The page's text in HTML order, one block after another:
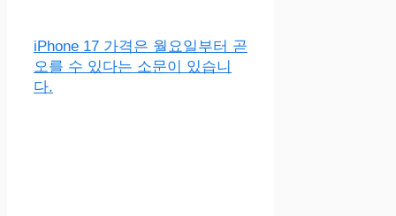
iPhone 17 가격은 월요일부터 곧
오를 수 있다는 소문이 있습니
다.